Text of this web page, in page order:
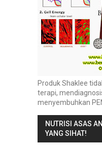
Produk Shaklee
terapi,
menyembuhkan
NUTRISI ASAS
YANG SIHAT!